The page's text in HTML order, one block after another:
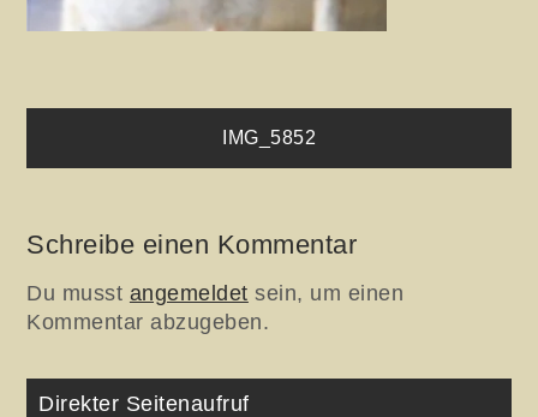
Beitragsnavigation
IMG_5852
Schreibe einen Kommentar
Du musst angemeldet sein, um einen
Kommentar abzugeben.
Direkter Seitenaufruf